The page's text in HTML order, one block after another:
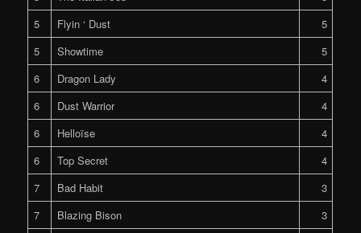
5
Flyin ‘ Dust
5
5
Showtime
5
6
Dragon Lady
4
6
Dust Warrior
4
6
Helloïse
4
6
Top Secret
4
7
Bad Habit
3
7
Blazing Bison
3